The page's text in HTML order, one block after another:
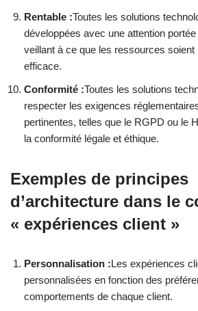
Rentable :Toutes les solutions
développées avec une attention
veillant à ce que les ressources
efficace.
Conformité :Toutes les solutions
respecter les exigences
pertinentes, telles que le RGPD ou le
la conformité légale et éthique.
Exemples de principes
d’architecture dans le
« expériences client »
Personnalisation :Les expériences
personnalisées en fonction des
comportements de chaque client.